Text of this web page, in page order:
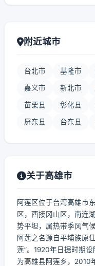
附近城市
台北市 基隆市
嘉义市 新北市
苗栗县 彰化县
屏东县 台东县
关于高雄市
阿莲区位于台湾高雄市
区，西接冈山区，南连
势平坦，属热带季风气
阿莲之名源自平埔族原
莲”。1920年日据时期
为高雄县阿莲乡，2010